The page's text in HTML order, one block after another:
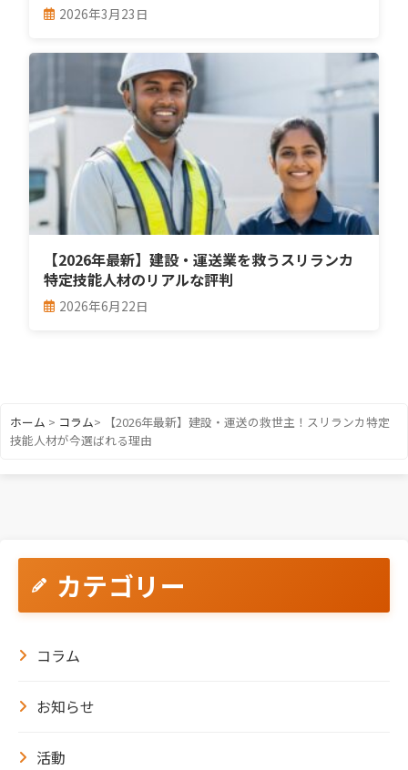
2026年3月23日
【2026年最新】建設・運送業を救うスリランカ
特定技能人材のリアルな評判
2026年6月22日
ホーム > コラム>
【2026年最新】建設・運送の救世主！スリランカ特定
技能人材が今選ばれる理由
カテゴリー
コラム
お知らせ
活動